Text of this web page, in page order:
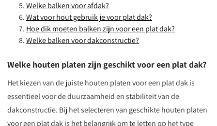
Welke balken voor afdak?
Wat voor hout gebruik je voor plat dak?
Hoe dik moeten balken zijn voor een plat dak?
Welke balken voor dakconstructie?
Welke houten platen zijn geschikt voor een plat dak?
Het kiezen van de juiste houten platen voor een plat dak is
essentieel voor de duurzaamheid en stabiliteit van de
dakconstructie. Bij het selecteren van geschikte houten platen
voor een plat dak is het belangrijk om te letten op het type